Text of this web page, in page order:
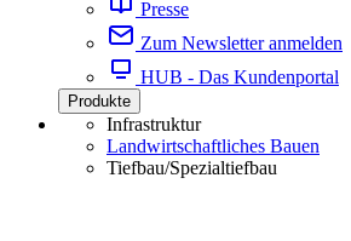
Presse
Zum Newsletter anmelden
HUB - Das Kundenportal
Produkte
Infrastruktur
Landwirtschaftliches Bauen
Tiefbau/Spezialtiefbau